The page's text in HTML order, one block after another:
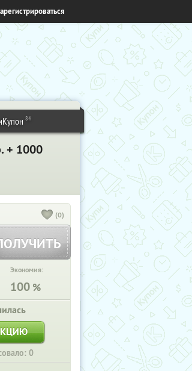
84
+ 1000
(0)
Экономия:
100 %
0